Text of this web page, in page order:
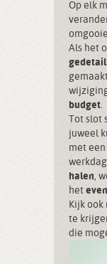
Op elk
Als het
budget.
Tot
juweel
met
halen,
het
Kijk ook
te
die